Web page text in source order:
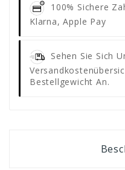
100% Sichere
Klarna, Apple Pay
Sehen Sie Sich
Bestellgewicht An.